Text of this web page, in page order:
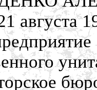
августа